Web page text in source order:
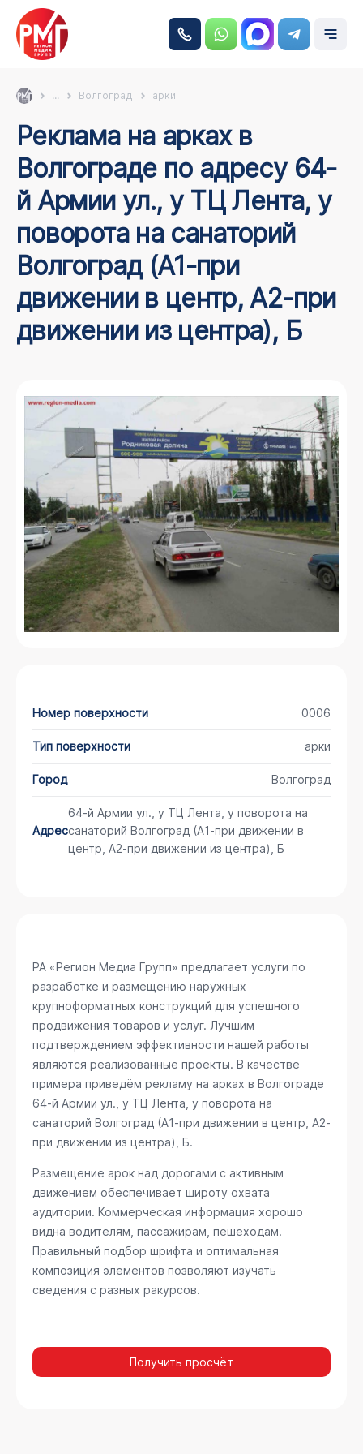
... Волгоград арки
Реклама на арках в
Волгограде по адресу 64-
й Армии ул., у ТЦ Лента, у
поворота на санаторий
Волгоград (А1-при
движении в центр, А2-при
движении из центра), Б
Номер поверхности 0006
Тип поверхности арки
Город Волгоград
Адрес
64-й Армии ул., у ТЦ Лента, у поворота на
санаторий Волгоград (А1-при движении в
центр, А2-при движении из центра), Б
РА «Регион Медиа Групп» предлагает услуги по
разработке и размещению наружных
крупноформатных конструкций для успешного
продвижения товаров и услуг. Лучшим
подтверждением эффективности нашей работы
являются реализованные проекты. В качестве
примера приведём рекламу на арках в Волгограде
64-й Армии ул., у ТЦ Лента, у поворота на
санаторий Волгоград (А1-при движении в центр, А2-
при движении из центра), Б.
Размещение арок над дорогами с активным
движением обеспечивает широту охвата
аудитории. Коммерческая информация хорошо
видна водителям, пассажирам, пешеходам.
Правильный подбор шрифта и оптимальная
композиция элементов позволяют изучать
сведения с разных ракурсов.
Получить просчёт